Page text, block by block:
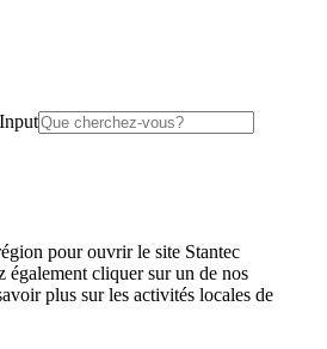
pour ouvrir le site Stantec
également cliquer sur un de nos
plus sur les activités locales de